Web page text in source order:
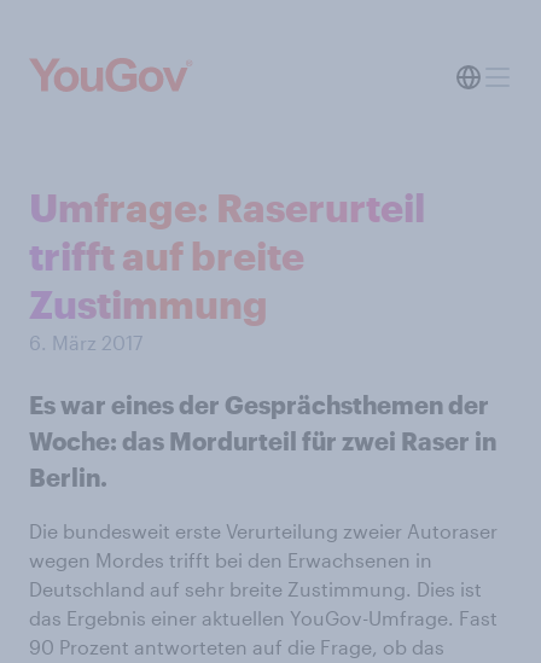
Umfrage: Raserurteil
trifft auf breite
Zustimmung
6. März 2017
Es war eines der Gesprächsthemen der
Woche: das Mordurteil für zwei Raser in
Berlin.
Die bundesweit erste Verurteilung zweier Autoraser
wegen Mordes trifft bei den Erwachsenen in
Deutschland auf sehr breite Zustimmung. Dies ist
das Ergebnis einer aktuellen YouGov-Umfrage. Fast
90 Prozent antworteten auf die Frage, ob das